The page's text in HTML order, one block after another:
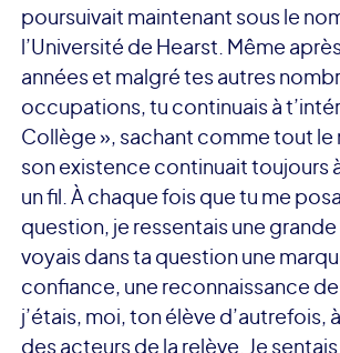
poursuivait maintenant sous le
l’Université de Hearst. Même
années et malgré tes autres
occupations, tu continuais à
Collège », sachant comme tout le
son existence continuait toujours
un fil. À chaque fois que tu me
question, je ressentais une grande
voyais dans ta question une
confiance, une reconnaissance
j’étais, moi, ton élève d’autrefois,
des acteurs de la relève. Je